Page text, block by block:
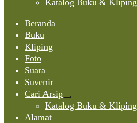
Katalog Buku & Kliping
Beranda
Buku
Kliping
Foto
Suara
Suvenir
Cari Arsip
Expand
child
Katalog Buku & Kliping
Alamat